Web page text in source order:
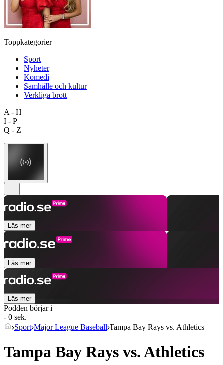
Toppkategorier
Sport
Nyheter
Komedi
Samhälle och kultur
Verkliga brott
A - H
I - P
Q - Z
Läs mer
Läs mer
Läs mer
Podden börjar i
- 0 sek.
Sport Major League Baseball Tampa Bay Rays vs. Athletics
Tampa Bay Rays vs. Athletics